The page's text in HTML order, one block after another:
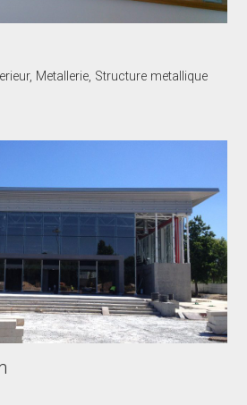
Metallerie, Structure metallique